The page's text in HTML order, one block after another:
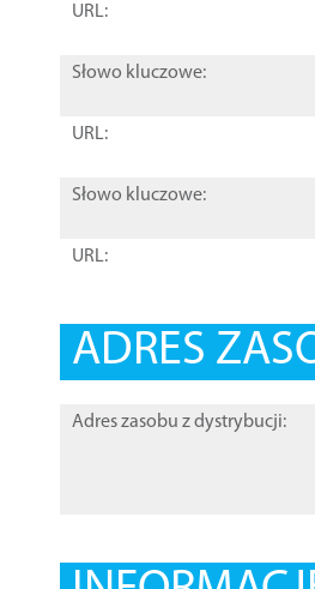
URL:
Słowo kluczowe:
URL:
Słowo kluczowe:
URL:
ADRES
Adres zasobu z dystrybucji: